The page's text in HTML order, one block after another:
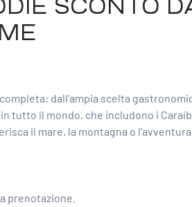
SCONTO
dall’ampia scelta
il mondo, che includono i
il mare, la montagna o
prenotazione.